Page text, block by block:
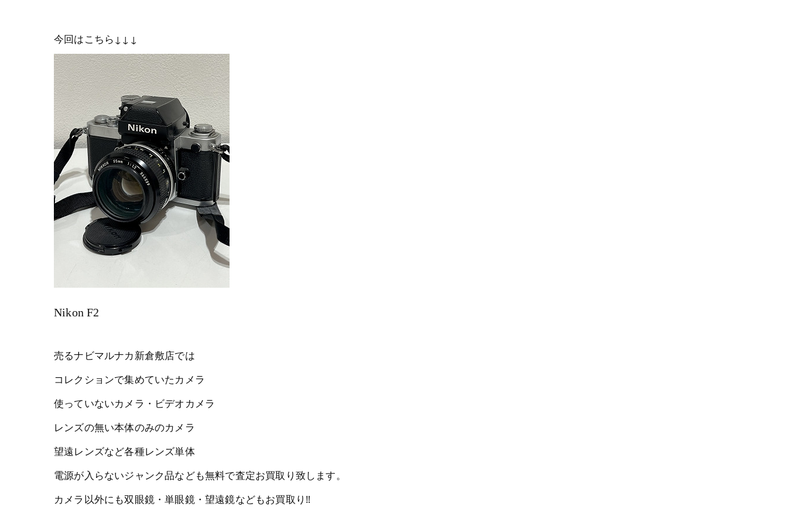
今回はこちら↓↓↓
Nikon F2
売るナビマルナカ新倉敷店では
コレクションで集めていたカメラ
使っていないカメラ・ビデオカメラ
レンズの無い本体のみのカメラ
望遠レンズなど各種レンズ単体
電源が入らないジャンク品なども無料で査定お買取り致します。
カメラ以外にも双眼鏡・単眼鏡・望遠鏡などもお買取り‼